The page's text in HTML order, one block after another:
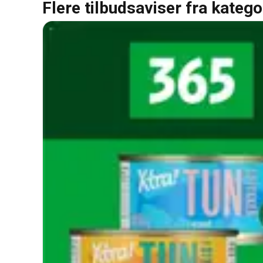
Flere tilbudsaviser fra